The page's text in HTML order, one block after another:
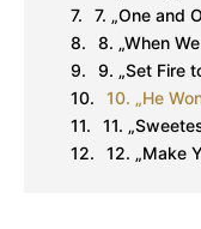
7. „One and
8. „When
9. „Set Fire
10. „He
11.
12. „Make